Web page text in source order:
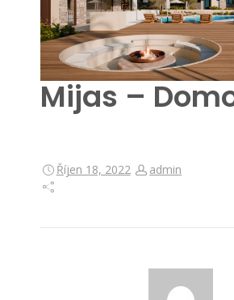
Mijas –
Říjen 18, 2022 admin